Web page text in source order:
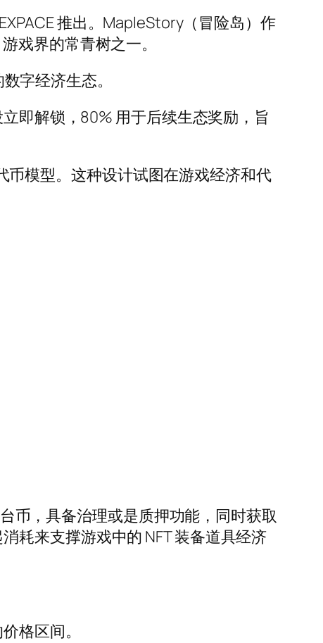
推出。MapleStory（冒险岛）作
戏界的常青树之一。
字经济生态。
即解锁，80% 用于后续生态奖励，旨
币模型。这种设计试图在游戏经济和代
币，具备治理或是质押功能，同时获取
耗来支撑游戏中的 NFT 装备道具经济
格区间。